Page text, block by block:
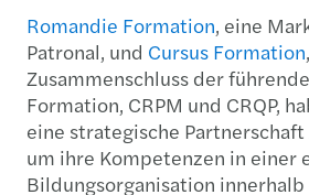
Romandie Formation, eine
Patronal, und Cursus Formation
Zusammenschluss der
Formation, CRPM und CRQP,
eine strategische
um ihre Kompetenzen in einer
Bildungsorganisation